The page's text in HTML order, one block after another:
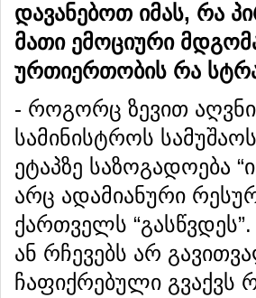
დავანებოთ იმას, რა
მათი ემოციური
ურთიერთობის რა
- როგორც ზევით
სამინისტროს
ეტაპზე საზოგადოება
არც ადამიანური
ქართველს
ან რჩევებს არ
ჩაფიქრებული გვაქვს